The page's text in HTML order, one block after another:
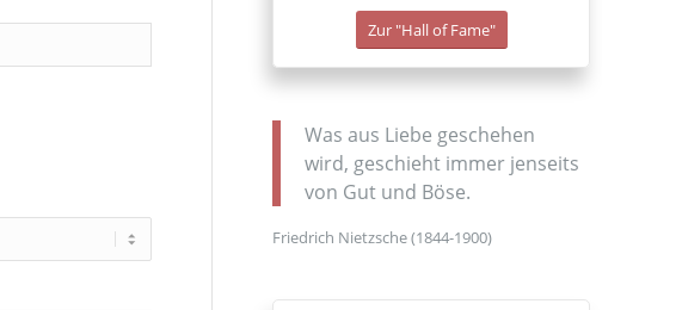
Zur "Hall of Fame"
Was aus Liebe geschehen
wird, geschieht immer jenseits
von Gut und Böse.
Friedrich Nietzsche (1844-1900)